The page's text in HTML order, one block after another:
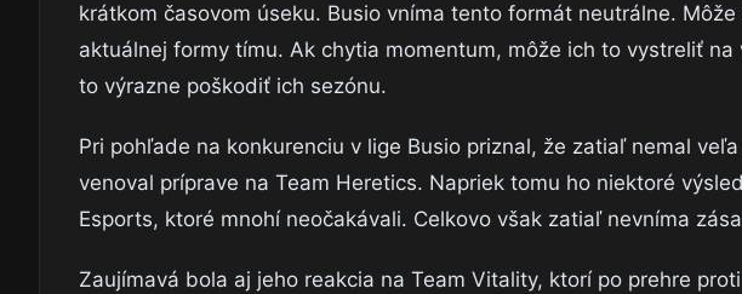
krátkom časovom úseku. Busio vníma tento formát neutrálne.
aktuálnej formy tímu. Ak chytia momentum, môže ich to vystreliť
to výrazne poškodiť ich sezónu.
Pri pohľade na konkurenciu v lige Busio priznal, že zatiaľ nemal
venoval príprave na Team Heretics. Napriek tomu ho niektoré
Esports, ktoré mnohí neočakávali. Celkovo však zatiaľ nevníma
Zaujímavá bola aj jeho reakcia na Team Vitality, ktorí po prehre